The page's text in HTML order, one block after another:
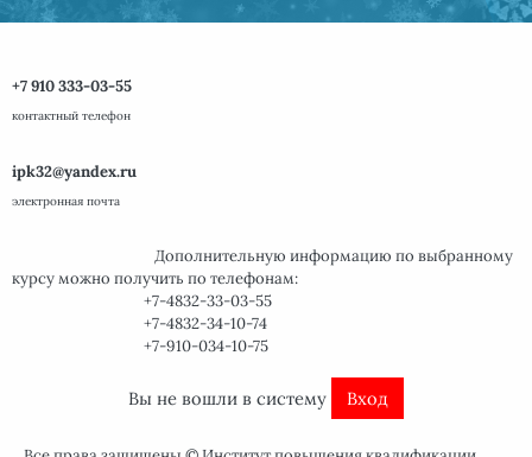
+7 910 333-03-55
контактный телефон
ipk32@yandex.ru
электронная почта
Дополнительную информацию по выбранному
курсуможно получить по телефонам:
+7-4832-33-03-55
+7-4832-34-10-74
+7-910-034-10-75
Вы не вошли в систему Вход